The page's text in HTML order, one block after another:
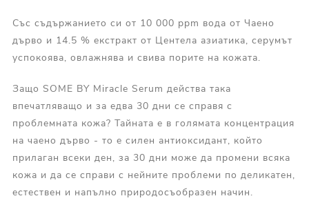
Със съдържанието си от 10 000 ppm вода от Чаено
дърво и 14.5 % екстракт от Центела азиатика, серумът
успокоява, овлажнява и свива порите на кожата.
Защо SOME BY Miracle Serum действа така
впечатляващо и за едва 30 дни се справя с
проблемната кожа? Тайната е в голямата концентрация
на чаено дърво - то е силен антиоксидант, който
прилаган всеки ден, за 30 дни може да промени всяка
кожа и да се справи с нейните проблеми по деликатен,
естествен и напълно природосъобразен начин.